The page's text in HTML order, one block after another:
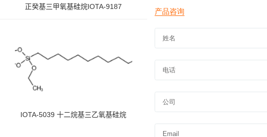
正癸基三甲氧基硅烷IOTA-9187
IOTA-5039 十二烷基三乙氧基硅烷